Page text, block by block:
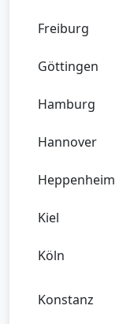
Freiburg
Göttingen
Hamburg
Hannover
Heppenheim
Kiel
Köln
Konstanz